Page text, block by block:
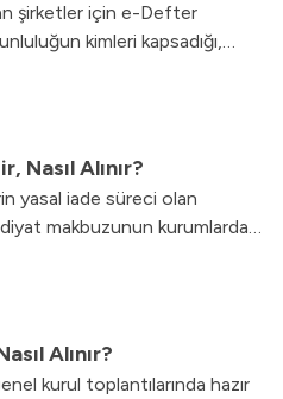
Zorunluluğu Başlıyor!
şirketler için e-Defter
kimleri kapsadığı,
ilişkisini bu içerikte
Nasıl Alınır?
yasal iade süreci olan
makbuzunun kurumlardan
eksiksiz bir şekilde
detaylarıyla bu rehberde
Alınır?
kurul toplantılarında hazır